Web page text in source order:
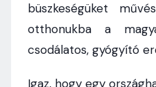
büszkeségüket
otthonukba a
csodálatos, gyógyító
Igaz, hogy egy